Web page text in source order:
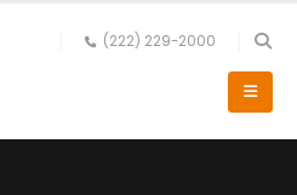
(222) 229-2000